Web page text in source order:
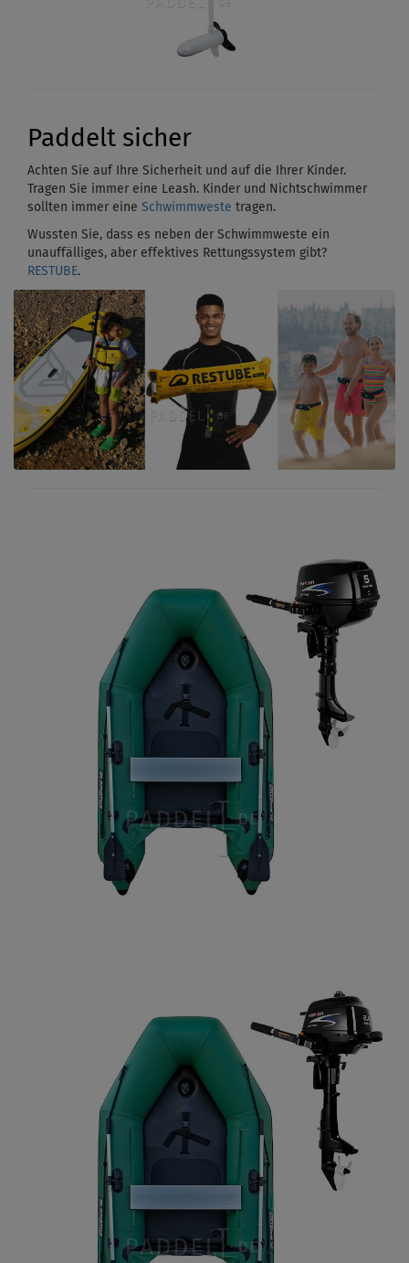
Paddelt sicher
Achten Sie auf Ihre Sicherheit und auf die Ihrer Kinder.
Tragen Sie immer eine Leash. Kinder und Nichtschwimmer
sollten immer eine Schwimmweste tragen.
Wussten Sie, dass es neben der Schwimmweste ein
unauffälliges, aber effektives Rettungssystem gibt?
RESTUBE.